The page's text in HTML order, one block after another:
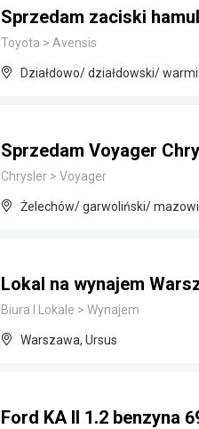
Sprzedam zaciski
Toyota > Avensis
Działdowo/ działdowski/
Sprzedam Voyager
Chrysler > Voyager
Żelechów/ garwoliński/
Lokal na wynajem
Biura I Lokale > Wynajem
Warszawa, Ursus
Ford KA II 1.2 benzyna